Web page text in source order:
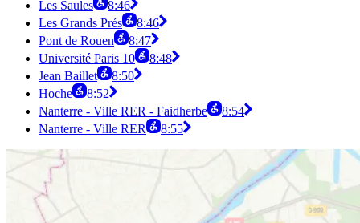
Les Saules
8:46
Les Grands Prés
8:46
Pont de Rouen
8:47
Université Paris 10
8:48
Jean Baillet
8:50
Hoche
8:52
Nanterre - Ville RER - Faidherbe
8:54
Nanterre - Ville RER
8:55